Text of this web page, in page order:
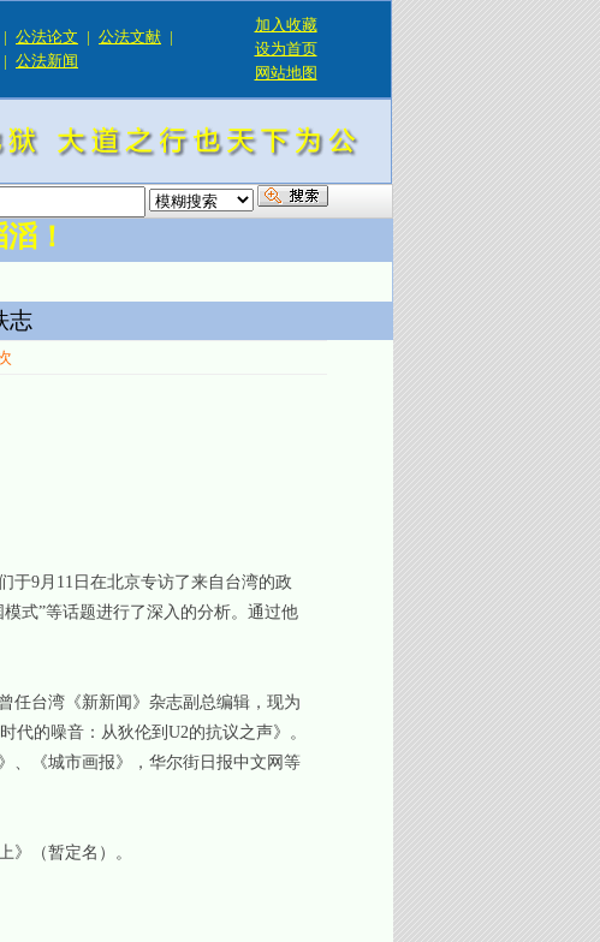
| 公法论文 | 公法文献 |
| 公法新闻
加入收藏
设为首页
网站地图
！
志
9月11日在北京专访了来自台湾的政
式”等话题进行了深入的分析。通过他
台湾《新新闻》杂志副总编辑，现为
代的噪音：从狄伦到U2的抗议之声》。
、《城市画报》，华尔街日报中文网等
（暂定名）。